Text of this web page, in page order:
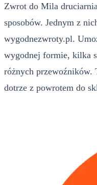
Zwrot do Mila
sposobów. Jednym z
wygodnezwroty.pl.
wygodnej formie, kilka
różnych przewoźników.
dotrze z powrotem do